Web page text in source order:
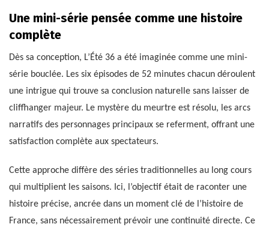
Une mini-série pensée comme une histoire
complète
Dès sa conception, L’Été 36 a été imaginée comme une mini-
série bouclée. Les six épisodes de 52 minutes chacun déroulent
une intrigue qui trouve sa conclusion naturelle sans laisser de
cliffhanger majeur. Le mystère du meurtre est résolu, les arcs
narratifs des personnages principaux se referment, offrant une
satisfaction complète aux spectateurs.
Cette approche diffère des séries traditionnelles au long cours
qui multiplient les saisons. Ici, l’objectif était de raconter une
histoire précise, ancrée dans un moment clé de l’histoire de
France, sans nécessairement prévoir une continuité directe. Ce